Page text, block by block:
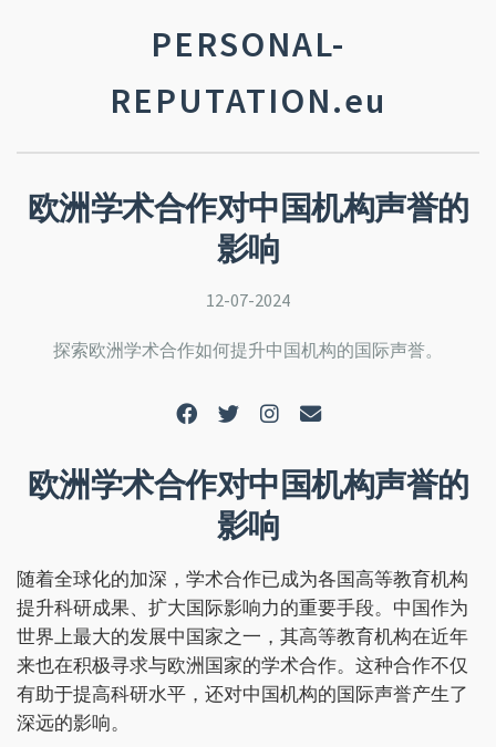
PERSONAL-
REPUTATION.eu
欧洲学术合作对中国机构声誉的
影响
12-07-2024
探索欧洲学术合作如何提升中国机构的国际声誉。
欧洲学术合作对中国机构声誉的
影响
随着全球化的加深，学术合作已成为各国高等教育机构
提升科研成果、扩大国际影响力的重要手段。中国作为
世界上最大的发展中国家之一，其高等教育机构在近年
来也在积极寻求与欧洲国家的学术合作。这种合作不仅
有助于提高科研水平，还对中国机构的国际声誉产生了
深远的影响。